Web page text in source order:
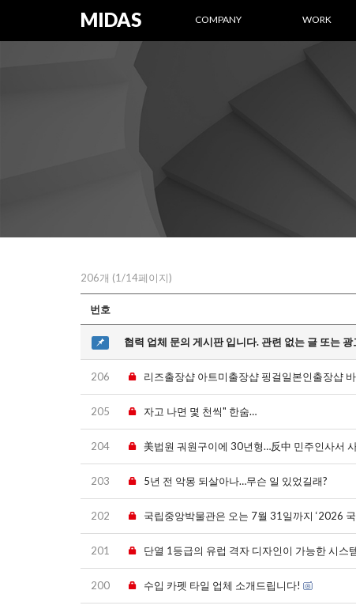
MIDAS COMPANY WORK
206개 (1/14페이지)
번호
협력 업체 문의 게시판 입니다. 관련 없는 글 또는
206 리즈출장샵 아트미출장샵 핑걸일본인출장샵
205 자고 나면 몇 천씩" 한숨…
204 美법원 궈원구이에 30년형…反中 민주인사서
203 5년 전 악몽 되살아나…무슨 일 있었길래?
202 국립중앙박물관은 오는 7월 31일까지 ‘2026 국중박 분장
201 단열 1등급의 유럽 격자 디자인이 가능한 시스
200 수입 카펫 타일 업체 소개드립니다!